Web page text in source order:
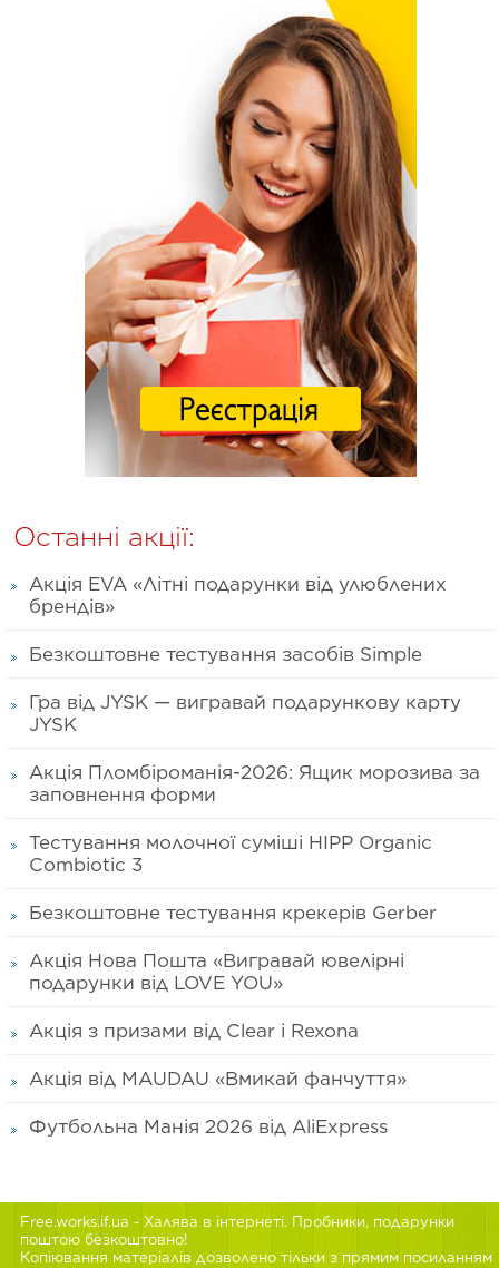
Останні акції:
Акція EVA «Літні подарунки від улюблених
брендів»
Безкоштовне тестування засобів Simple
Гра від JYSK — вигравай подарункову карту
JYSK
Акція Пломбіроманія-2026: Ящик морозива за
заповнення форми
Тестування молочної суміші HIPP Organic
Combiotic 3
Безкоштовне тестування крекерів Gerber
Акція Нова Пошта «Вигравай ювелірні
подарунки від LOVE YOU»
Акція з призами від Clear і Rexona
Акція від MAUDAU «Вмикай фанчуття»
Футбольна Манія 2026 від AliExpress
Free.works.if.ua - Халява в інтернеті. Пробники, подарунки
поштою безкоштовно!
Копіювання матеріалів дозволено тільки з прямим посиланням